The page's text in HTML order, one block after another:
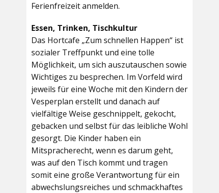
Ferienfreizeit anmelden.
Essen, Trinken, Tischkultur
Das Hortcafe „Zum schnellen Happen“ ist
sozialer Treffpunkt und eine tolle
Möglichkeit, um sich auszutauschen sowie
Wichtiges zu besprechen. Im Vorfeld wird
jeweils für eine Woche mit den Kindern der
Vesperplan erstellt und danach auf
vielfältige Weise geschnippelt, gekocht,
gebacken und selbst für das leibliche Wohl
gesorgt. Die Kinder haben ein
Mitspracherecht, wenn es darum geht,
was auf den Tisch kommt und tragen
somit eine große Verantwortung für ein
abwechslungsreiches und schmackhaftes